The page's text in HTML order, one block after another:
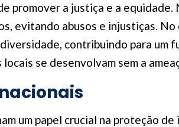
promover a justiça e a
evitando abusos e injustiças.
contribuindo para um
se desenvolvam sem a
um papel crucial na proteção